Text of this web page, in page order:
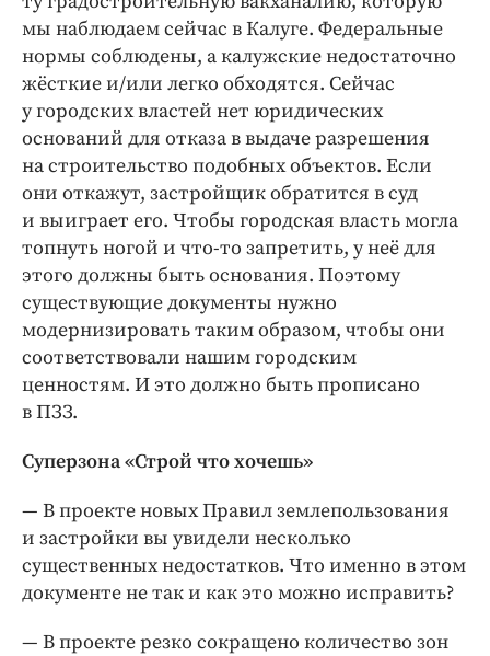
мы наблюдаем сейчас в Калуге. Федеральные
нормы соблюдены, а калужские не­достаточно
жёсткие ­и/или легко обходятся. Сейчас
у городских властей нет юридических
оснований для отказа в выдаче разрешения
на строи­тельство подобных объектов. Если
они откажут, застройщик обратится в суд
и выиграет его. Чтобы городская власть могла
топнуть ногой и что-­то запретить, у неё для
этого должны быть основания. Поэтому
существующие документы нужно
модернизировать таким образом, чтобы они
соответствовали нашим городским
ценностям. И это должно быть прописано
в ПЗЗ.
Суперзона «Строй что хочешь»
— В проекте новых Правил землепользования
и застройки вы увидели несколько
существенных недостатков. Что именно в этом
документе не так и как это можно исправить?
— В проекте резко сокращено количество зон